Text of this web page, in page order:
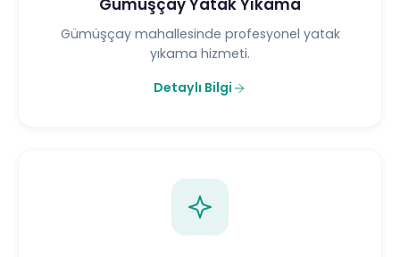
Gümüşçay Yatak Yıkama
Gümüşçay mahallesinde profesyonel yatak
yıkama hizmeti.
Detaylı Bilgi